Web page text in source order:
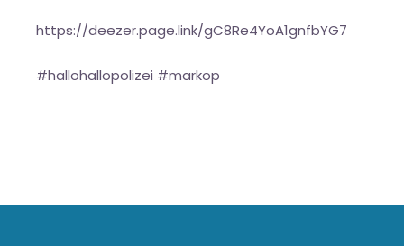
https://deezer.page.link/gC8Re4YoA1gnfbYG7
#hallohallopolizei #markop